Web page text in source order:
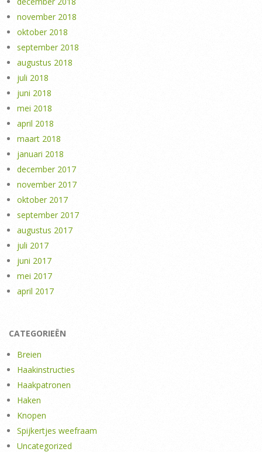
november 2018
oktober 2018
september 2018
augustus 2018
juli 2018
juni 2018
mei 2018
april 2018
maart 2018
januari 2018
december 2017
november 2017
oktober 2017
september 2017
augustus 2017
juli 2017
juni 2017
mei 2017
april 2017
CATEGORIEËN
Breien
Haakinstructies
Haakpatronen
Haken
Knopen
Spijkertjes weefraam
Uncategorized